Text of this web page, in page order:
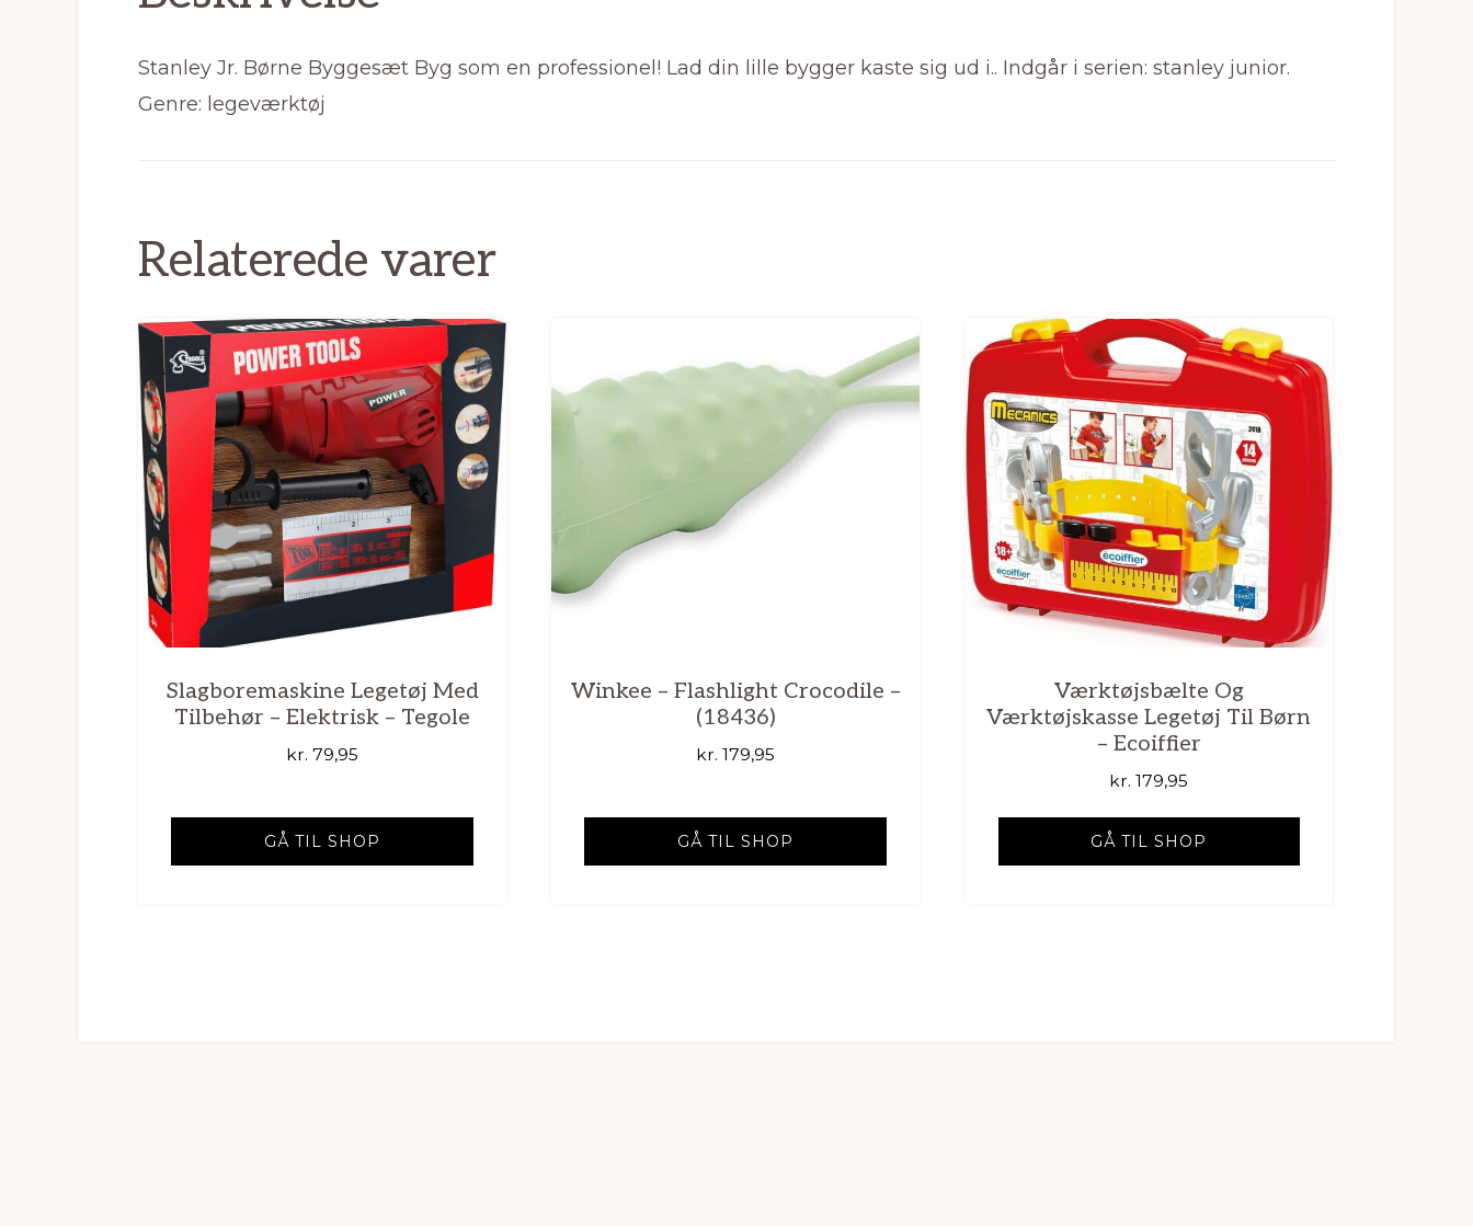
Stanley Jr. Børne Byggesæt Byg som en professionel! Lad din lille bygger kaste sig ud i.. Indgår i serien: stanley junior.
Genre: legeværktøj
Relaterede varer
Slagboremaskine Legetøj Med
Tilbehør – Elektrisk – Tegole
kr. 79,95
GÅ TIL SHOP
Winkee – Flashlight Crocodile –
(18436)
kr. 179,95
GÅ TIL SHOP
Værktøjsbælte Og
Værktøjskasse Legetøj Til Børn
– Ecoiffier
kr. 179,95
GÅ TIL SHOP